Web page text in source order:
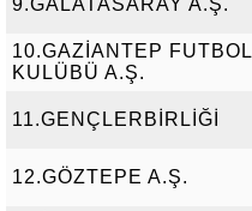
9.GALATASARAY A.Ş.
10.GAZİANTEP FUTBOL
KULÜBÜ A.Ş.
11.GENÇLERBİRLİĞİ
12.GÖZTEPE A.Ş.